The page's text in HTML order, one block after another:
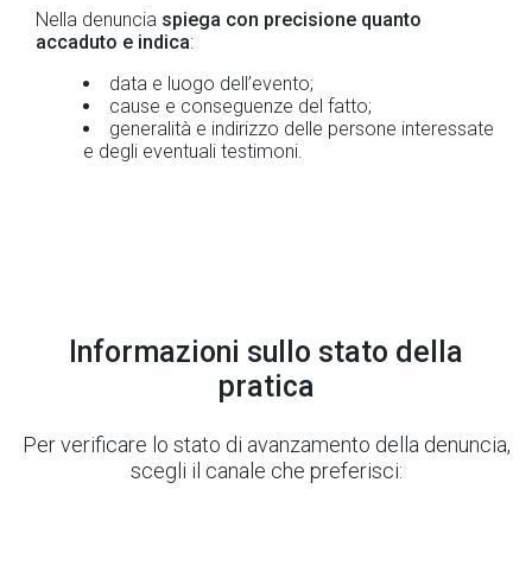
Nella denuncia spiega con precisione quanto
accaduto e indica:
data e luogo dell’evento;
cause e conseguenze del fatto;
generalità e indirizzo delle persone interessate
e degli eventuali testimoni.
Informazioni sullo stato della
pratica
Per verificare lo stato di avanzamento della denuncia,
scegli il canale che preferisci: